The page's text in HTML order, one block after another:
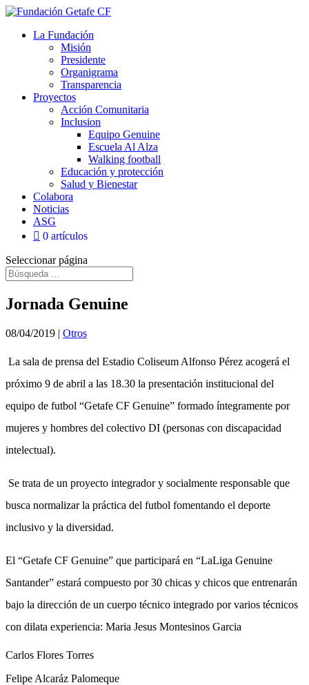
La Fundación
Misión
Presidente
Organigrama
Transparencia
Proyectos
Acción Comunitaria
Inclusion
Equipo Genuine
Escuela Al Alza
Walking football
Educación y protección
Salud y Bienestar
Colabora
Noticias
ASG
0 artículos
Seleccionar página
Jornada Genuine
08/04/2019 | Otros
La sala de prensa del Estadio Coliseum Alfonso Pérez acogerá el
próximo 9 de abril a las 18.30 la presentación institucional del
equipo de futbol “Getafe CF Genuine” formado íntegramente por
mujeres y hombres del colectivo DI (personas con discapacidad
intelectual).
Se trata de un proyecto integrador y socialmente responsable que
busca normalizar la práctica del futbol fomentando el deporte
inclusivo y la diversidad.
El “Getafe CF Genuine” que participará en “LaLiga Genuine
Santander” estará compuesto por 30 chicas y chicos que entrenarán
bajo la dirección de un cuerpo técnico integrado por varios técnicos
con dilata experiencia: Maria Jesus Montesinos Garcia
Carlos Flores Torres
Felipe Alcaráz Palomeque